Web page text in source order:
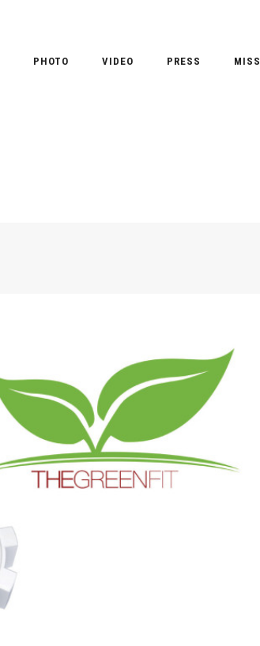
PHOTO VIDEO PRESS